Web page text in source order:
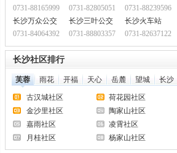
0731-88165999
0731-82805051
0731-88239596
长沙万众公交
0731-84064392
长沙三叶公交
0731-88803357
长沙火车站
0731-82637122
长沙社区排行
芙蓉 雨花 开福 天心 岳麓 望城 长沙
古汉城社区
荷花园社区
金沙里社区
陶家山社区
嘉雨社区
凌霄社区
月桂社区
杨家山社区